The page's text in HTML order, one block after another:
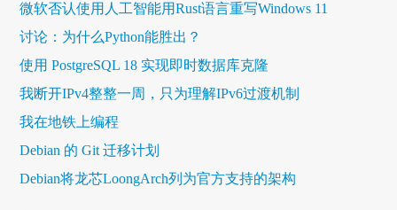
微软否认使用人工智能用Rust语言重写Windows 11
讨论：为什么Python能胜出？
使用 PostgreSQL 18 实现即时数据库克隆
我断开IPv4整整一周，只为理解IPv6过渡机制
我在地铁上编程
Debian 的 Git 迁移计划
Debian将龙芯LoongArch列为官方支持的架构